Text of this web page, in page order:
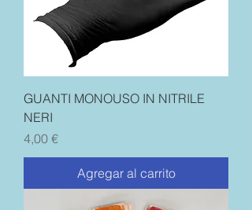
GUANTI MONOUSO IN NITRILE
NERI
Precio
4,00 €
Agregar al carrito